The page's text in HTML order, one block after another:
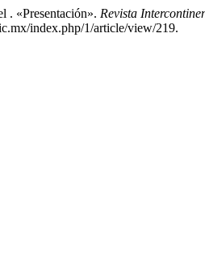
. «Presentación». Revista
index.php/1/article/view/219.